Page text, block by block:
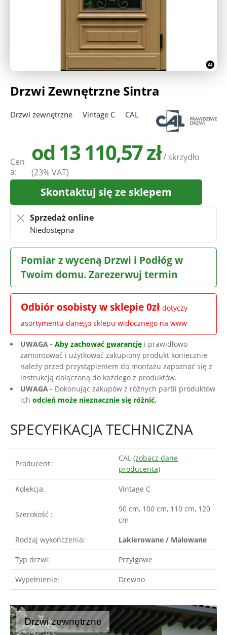
Deweloperzy
Aktualności
Drzwi Zewnętrzne Sintra
Drzwi zewnętrzne Vintage C CAL
Cen
a:
od 13 110,57 zł/ skrzydło
(23% VAT)
Skontaktuj się ze sklepem
Sprzedaż online
Niedostępna
Pomiar z wyceną Drzwi i Podłóg w
Twoim domu. Zarezerwuj termin
Odbiór osobisty w sklepie 0zł dotyczy
asortymentu danego sklepu widocznego na www
UWAGA - Aby zachować gwarancję i prawidłowo
zamontować i użytkować zakupiony produkt koniecznie
należy przed przystąpieniem do montażu zapoznać się z
instrukcją dołączoną do każdego z produktów.
UWAGA - Dokonując zakupów z różnych partii produktów
ich odcień może nieznacznie się różnić.
SPECYFIKACJA TECHNICZNA
Producent:
CAL (zobacz dane
producenta)
Kolekcja: Vintage C
Szerokość :
90 cm, 100 cm, 110 cm, 120
cm
Rodzaj wykończenia: Lakierowane / Malowane
Typ drzwi: Przylgowe
Wypełnienie: Drewno
Drzwi zewnętrzne